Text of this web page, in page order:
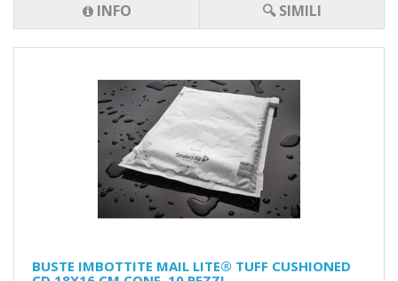
INFO 🔍 SIMILI
BUSTE IMBOTTITE MAIL LITE® TUFF CUSHIONED